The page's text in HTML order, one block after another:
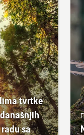
tvrtke
sa